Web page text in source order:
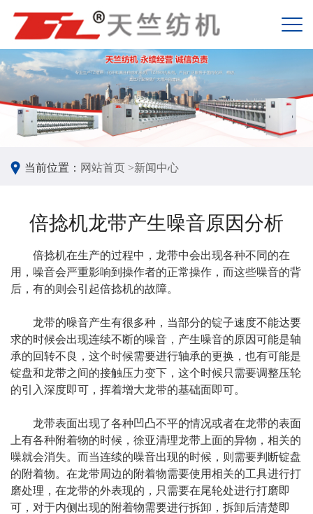
当前位置： 网站首页 >新闻中心
倍捻机龙带产生噪音原因分析
倍捻机在生产的过程中，龙带中会出现各种不同的在
用，噪音会严重影响到操作者的正常操作，而这些噪音的背
后，有的则会引起倍捻机的故障。
龙带的噪音产生有很多种，当部分的锭子速度不能达要
求的时候会出现连续不断的噪音，产生噪音的原因可能是轴
承的回转不良，这个时候需要进行轴承的更换，也有可能是
锭盘和龙带之间的接触压力变下，这个时候只需要调整压轮
的引入深度即可，挥着增大龙带的基础面即可。
龙带表面出现了各种凹凸不平的情况或者在龙带的表面
上有各种附着物的时候，徐亚清理龙带上面的异物，相关的
噪就会消失。而当连续的噪音出现的时候，则需要判断锭盘
的附着物。在龙带周边的附着物需要使用相关的工具进行打
磨处理，在龙带的外表现的，只需要在尾轮处进行打磨即
可，对于内侧出现的附着物需要进行拆卸，拆卸后清楚即